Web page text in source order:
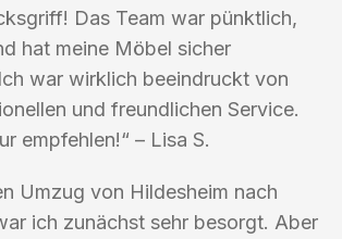
Das Team war pünktlich,
hat meine Möbel sicher
war wirklich beeindruckt von
und freundlichen Service.
empfehlen!“ – Lisa S.
Umzug von Hildesheim nach
ich zunächst sehr besorgt. Aber